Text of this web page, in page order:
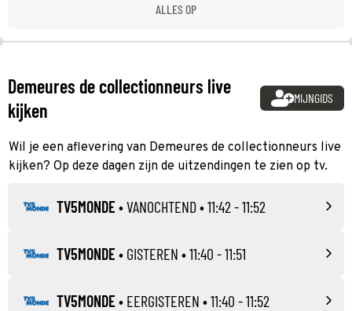
ALLES OP
Demeures de collectionneurs live
kijken
MIJNGIDS
Wil je een aflevering van Demeures de collectionneurs live
kijken? Op deze dagen zijn de uitzendingen te zien op tv.
TV5MONDE •VANOCHTEND • 11:42 - 11:52
TV5MONDE • GISTEREN • 11:40 - 11:51
TV5MONDE • EERGISTEREN • 11:40 - 11:52